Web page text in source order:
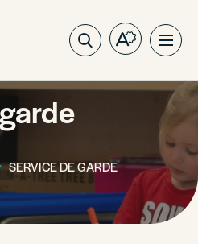
Ouvrez
barre
d'outilsdu
site
SERVICE DE GARDE